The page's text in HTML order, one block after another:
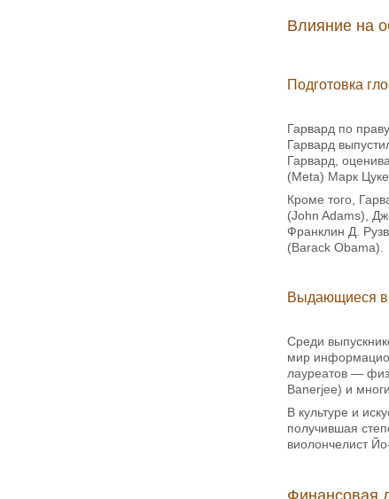
Влияние на
Подготовка
Гарвард по
Гарвард
Гарвард,
(Meta) Марк
Кроме того,
(John Adams),
Франклин Д.
(Barack Obama).
Выдающиеся
Среди
мир
лауреатов —
Banerjee) и
В культуре и
получившая
виолончелист
Финансовая